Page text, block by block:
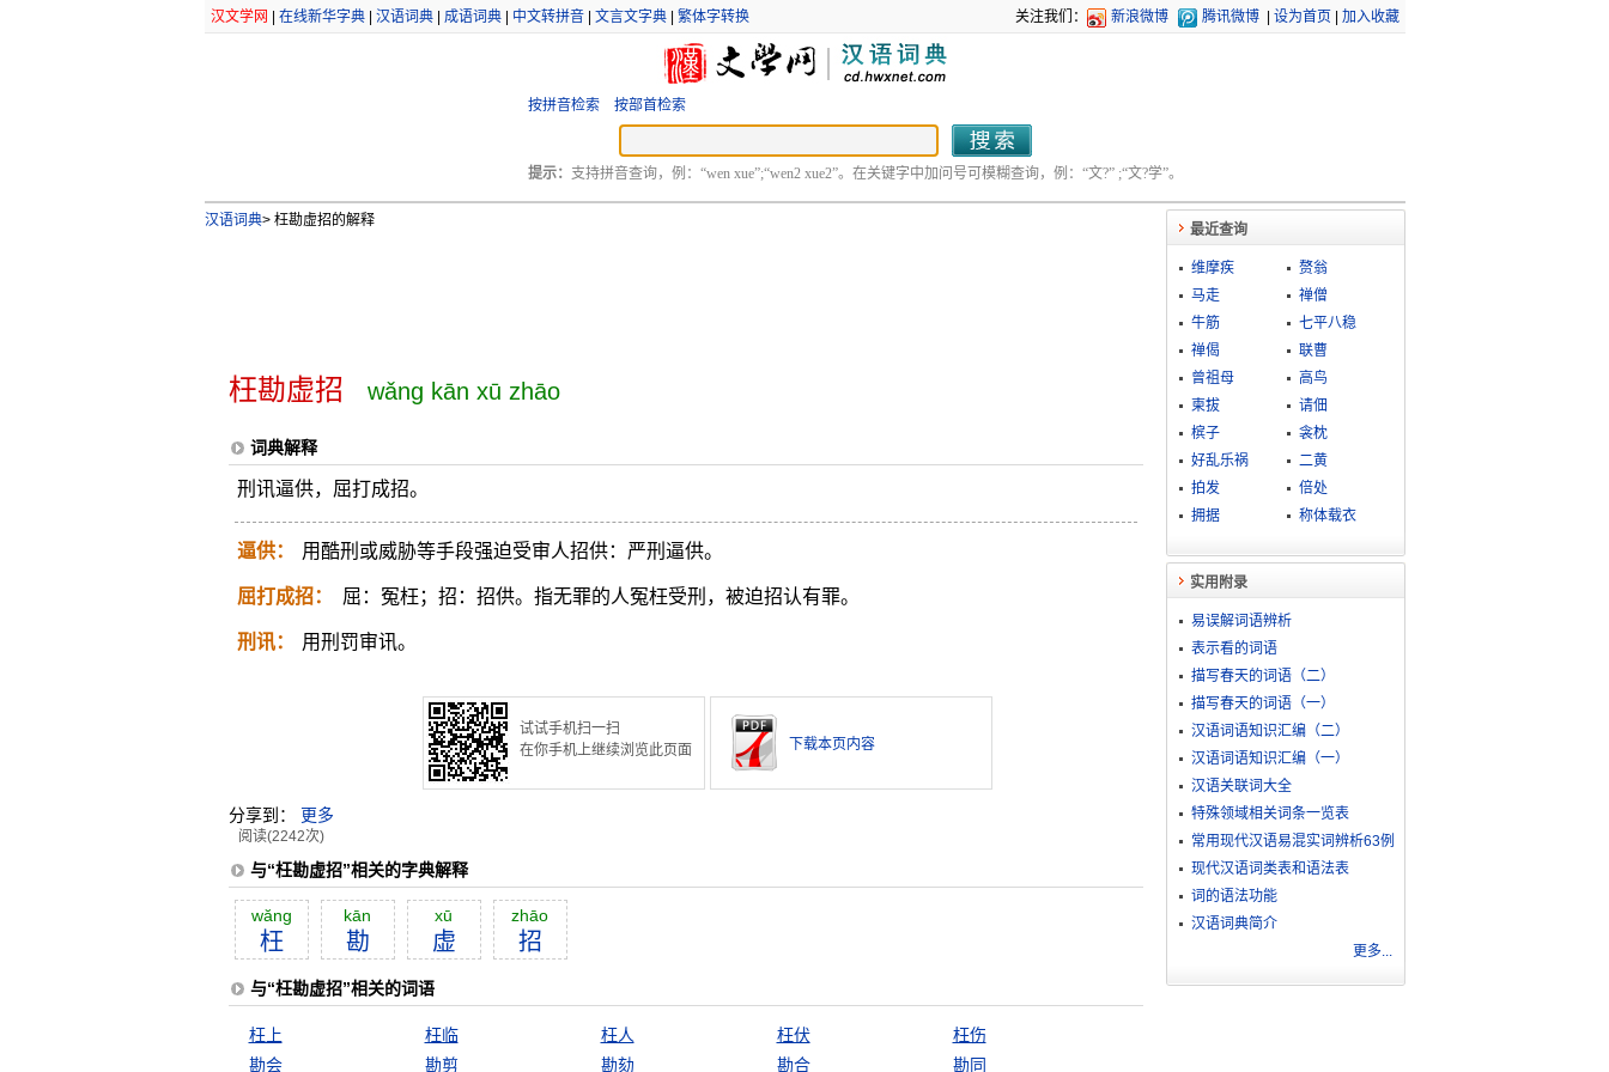
汉文学网 在线新华字典| 汉语词典| 成语词典| 中文转拼音| 文言文字典| 繁体字转换 关注我们： 新浪微博 腾讯微博 设为首页 加入收藏
按拼音检索 按部首检索
提示： 支持拼音查询，例：“wen xue”;“wen2 xue2”。在关键字中加问号可模糊查询，例：“文?” ;“文?学”。
汉语词典>枉勘虚招的解释
枉勘虚招 wǎng kān xū zhāo
词典解释
刑讯逼供，屈打成招。
逼供： 用酷刑或威胁等手段强迫受审人招供：严刑逼供。
屈打成招： 屈：冤枉；招：招供。指无罪的人冤枉受刑，被迫招认有罪。
刑讯： 用刑罚审讯。
试试手机扫一扫
在你手机上继续浏览此页面
下载本页内容
分享到： 更多
阅读(2242次)
与“枉勘虚招”相关的字典解释
wăng
枉
kān
勘
xū
虚
zhāo
招
与“枉勘虚招”相关的词语
枉上 枉临 枉人 枉伏
枉伤
勘会
勘剪 勘劾 勘合 勘同
最近查询
维摩疾
赘翁
马走
禅僧
牛筋
七平八稳
禅偈
联曹
曾祖母
高鸟
柬拔
请佃
槟子
衾枕
好乱乐祸
二黄
拍发
倍处
拥据
称体载衣
实用附录
易误解词语辨析
表示看的词语
描写春天的词语（二）
描写春天的词语（一）
汉语词语知识汇编（二）
汉语词语知识汇编（一）
汉语关联词大全
特殊领域相关词条一览表
常用现代汉语易混实词辨析63例
现代汉语词类表和语法表
词的语法功能
汉语词典简介
更多...